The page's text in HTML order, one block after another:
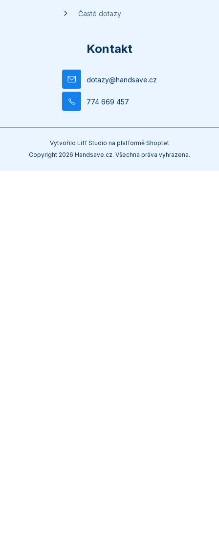
Časté dotazy
Kontakt
dotazy@handsave.cz
774 669 457
Vytvořilo Liff Studio na platformě Shoptet
Copyright 2026 Handsave.cz. Všechna práva vyhrazena.